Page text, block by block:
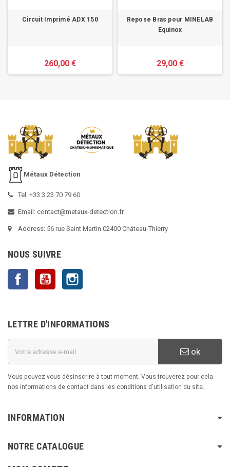
Circuit Imprimé ADX 150
260,00 €
Repose Bras pour MINELAB
Equinox
29,00 €
Métaux Détection
Tel: +33 3 23 70 79 60
Email: contact@metaux-detection.fr
Address: 56 rue Saint Martin 02400 Château-Thierry
NOUS SUIVRE
Facebook YouTube
LETTRE D'INFORMATIONS
ok
Vous pouvez vous désinscrire à tout moment. Vous trouverez pour cela
nos informations de contact dans les conditions d'utilisation du site.
INFORMATION
NOTRE CATALOGUE